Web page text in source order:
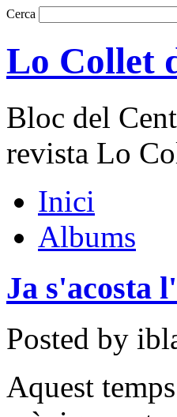
Cerca
Lo Collet
Bloc del
revista Lo
Inici
Albums
Ja s'acosta
Posted by
Aquest